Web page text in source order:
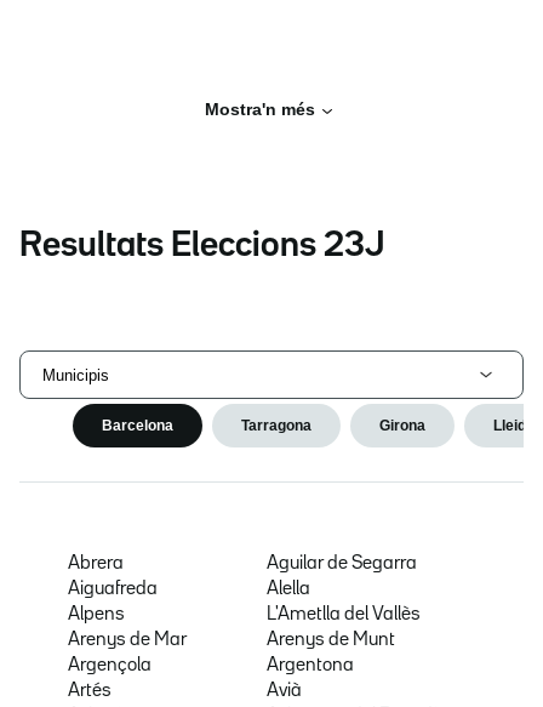
Mostra'n més
Resultats Eleccions 23J
Municipis
Barcelona Tarragona Girona Lleida
Abrera
Aguilar de Segarra
Aiguafreda
Alella
Alpens
L'Ametlla del Vallès
Arenys de Mar
Arenys de Munt
Argençola
Argentona
Artés
Avià